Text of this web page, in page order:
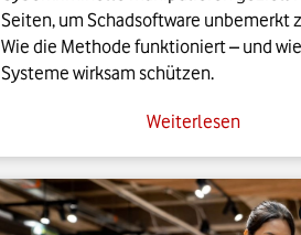
Seiten, um Schadsoftware unbemerkt
Wie die Methode funktioniert – und
Systeme wirksam schützen.
Weiterlesen